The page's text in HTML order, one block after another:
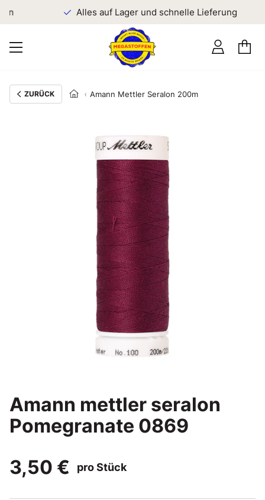
Alles auf Lager und schnelle Lieferung
ZURÜCK Amann Mettler Seralon 200m
Amann mettler seralon
Pomegranate 0869
3,50 €
pro Stück